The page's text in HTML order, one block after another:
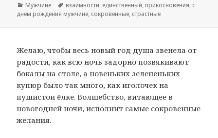
Рубрики
Мужчине Метки
взаимности, единственный, прикосновения, с
днем рождения мужчине, сокровенные, страстные
Желаю, чтобы весь новый год душа звенела от
радости, как всю ночь задорно позвякивают
бокалы на столе, а новеньких зелененьких
купюр было так много, как иголочек на
пушистой ёлке. Волшебство, витающее в
новогодней ночи, исполнит самые сокровенные
желания.